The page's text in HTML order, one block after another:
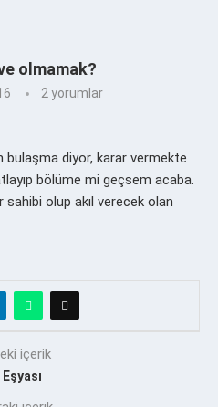
olmamak?
2 yorumlar
diyor, karar vermekte
bölüme mi geçsem acaba.
olup akıl verecek olan
içerik
Eşyası